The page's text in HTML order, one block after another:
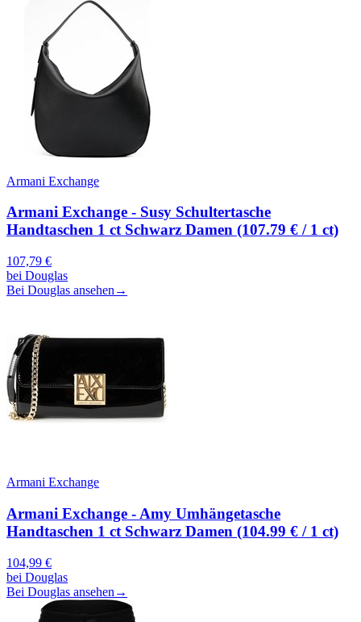
Armani Exchange
Armani Exchange - Susy Schultertasche
Handtaschen 1 ct Schwarz Damen (107.79 € / 1 ct)
107,79 €
bei Douglas
Bei Douglas ansehen →
Armani Exchange
Armani Exchange - Amy Umhängetasche
Handtaschen 1 ct Schwarz Damen (104.99 € / 1 ct)
104,99 €
bei Douglas
Bei Douglas ansehen →